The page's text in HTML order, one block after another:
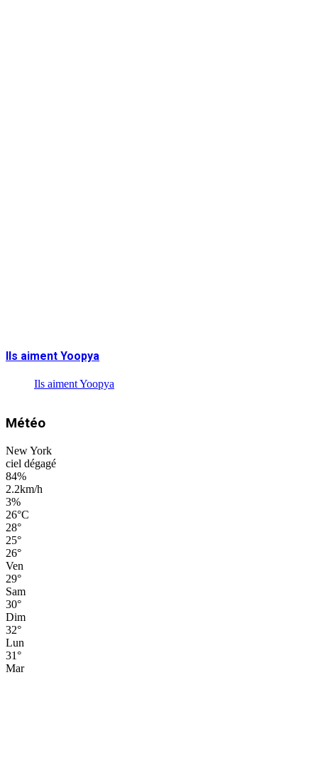
Ils aiment Yoopya
Ils aiment Yoopya
Météo
New York
ciel dégagé
84%
2.2km/h
3%
26°C
28°
25°
26°
Ven
29°
Sam
30°
Dim
32°
Lun
31°
Mar